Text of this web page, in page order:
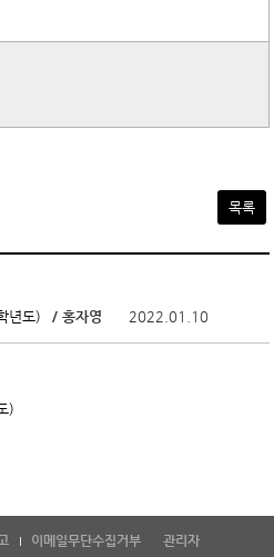
목록
년도) / 홍자영 2022.01.10
)
이메일무단수집거부 관리자